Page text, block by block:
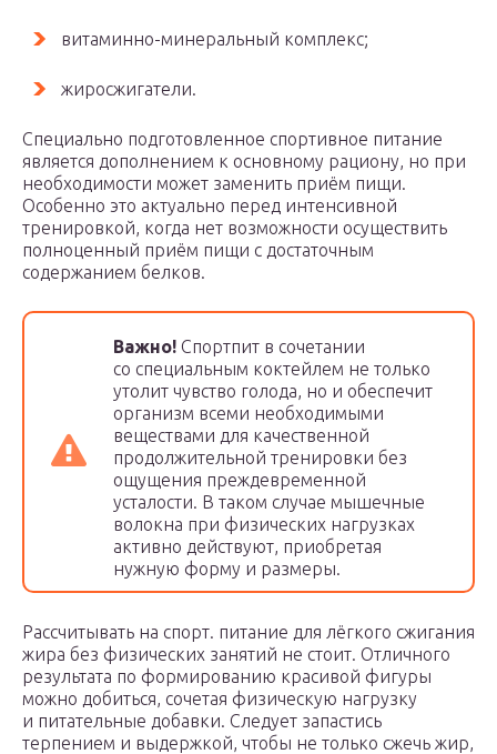
витаминно-минеральный комплекс;
жиросжигатели.
Специально подготовленное спортивное питание
является дополнением к основному рациону, но при
необходимости может заменить приём пищи.
Особенно это актуально перед интенсивной
тренировкой, когда нет возможности осуществить
полноценный приём пищи с достаточным
содержанием белков.
Важно! Спортпит в сочетании
со специальным коктейлем не только
утолит чувство голода, но и обеспечит
организм всеми необходимыми
веществами для качественной
продолжительной тренировки без
ощущения преждевременной
усталости. В таком случае мышечные
волокна при физических нагрузках
активно действуют, приобретая
нужную форму и размеры.
Рассчитывать на спорт. питание для лёгкого сжигания
жира без физических занятий не стоит. Отличного
результата по формированию красивой фигуры
можно добиться, сочетая физическую нагрузку
и питательные добавки. Следует запастись
терпением и выдержкой, чтобы не только сжечь жир,